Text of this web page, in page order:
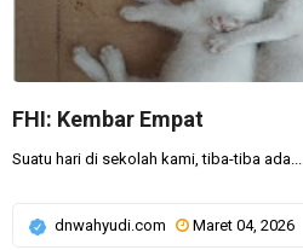
FHI: Kembar Empat
Suatu hari di sekolah kami, tiba-tiba ada...
dnwahyudi.com Maret 04, 2026